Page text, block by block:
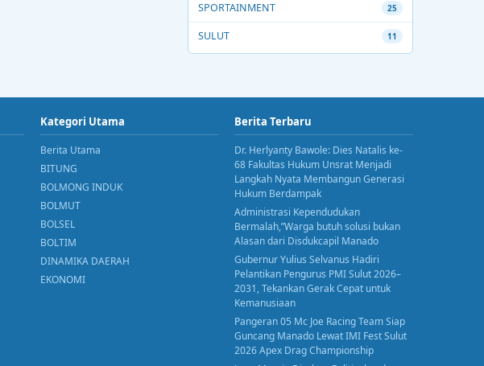
SPORTAINMENT 25
SULUT 11
Kategori Utama
Berita Utama
BITUNG
BOLMONG INDUK
BOLMUT
BOLSEL
BOLTIM
DINAMIKA DAERAH
EKONOMI
Berita Terbaru
Dr. Herlyanty Bawole: Dies Natalis ke-
68 Fakultas Hukum Unsrat Menjadi
Langkah Nyata Membangun Generasi
Hukum Berdampak
Administrasi Kependudukan
Bermalah,”Warga butuh solusi bukan
Alasan dari Disdukcapil Manado
Gubernur Yulius Selvanus Hadiri
Pelantikan Pengurus PMI Sulut 2026–
2031, Tekankan Gerak Cepat untuk
Kemanusiaan
Pangeran 05 Mc Joe Racing Team Siap
Guncang Manado Lewat IMI Fest Sulut
2026 Apex Drag Championship